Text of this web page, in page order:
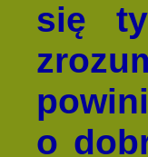
się
o